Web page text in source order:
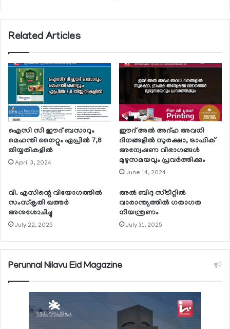
Related Articles
ഐസി സി ഈദ് ബസാറും
മെഹന്തി നൈറ്റും ഏപ്രില്‍ 7,8
തിയ്യതികളില്‍
April 3, 2024
ഈദ് അല്‍ അദ്ഹ അവധി
ദിനങ്ങളില്‍ സുരക്ഷാ, ട്രാഫിക്
അന്വേഷണ വിഭാഗങ്ങള്‍
മുഴുസമയവും പ്രവര്‍ത്തിക്കും
June 14, 2024
വി. എസിന്റെ വിയോഗത്തില്‍
സംസ്‌കൃതി ഖത്തര്‍
അനുശോചിച്ചു
July 22, 2025
അല്‍ ബിദ്ദ സ്ട്രീറ്റില്‍
വാരാന്ത്യത്തില്‍ ഗതാഗത
നിയന്ത്രണം
July 31, 2025
Perunnal Nilavu Eid Magazine